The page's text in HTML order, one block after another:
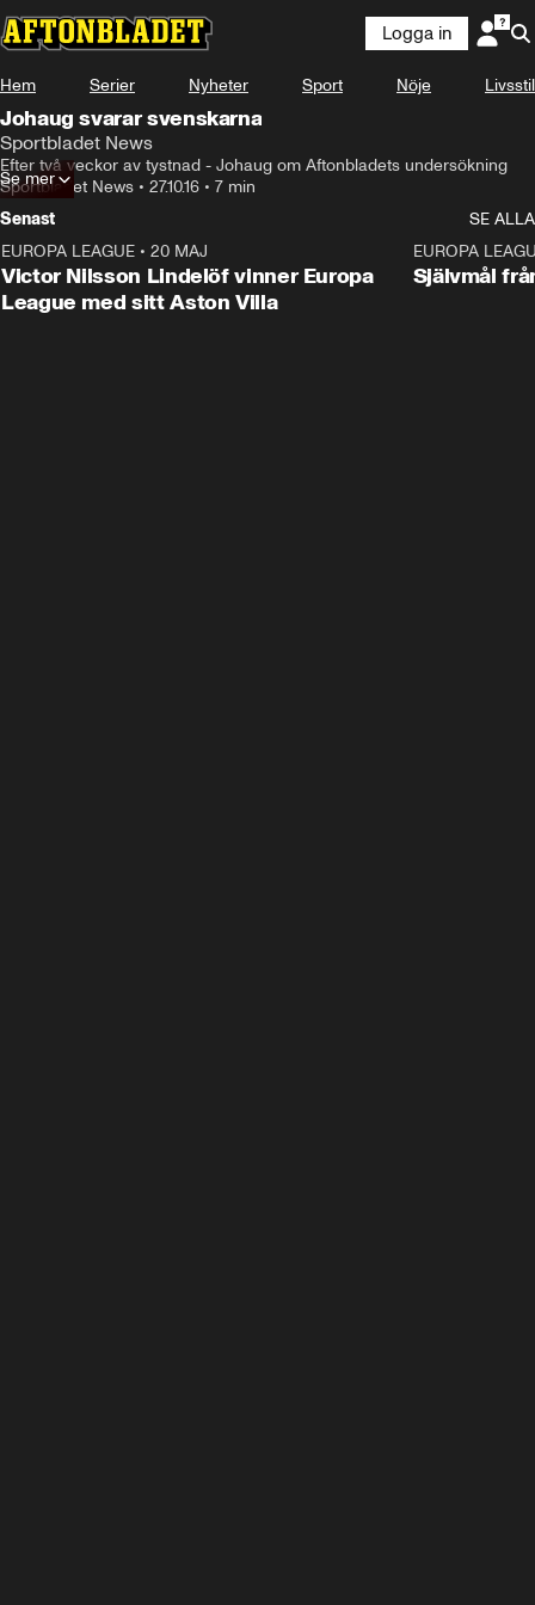
Logga in
Hem Serier Nyheter Sport Nöje Livsstil
Johaug svarar svenskarna
Sportbladet News
Efter två veckor av tystnad - Johaug om Aftonbladets undersökning
Sportbladet News • 27.10.16 • 7 min
Se mer
Senast
SE ALLA
EUROPA LEAGUE • 20 MAJ
Victor Nilsson Lindelöf vinner Europa
League med sitt Aston Villa
EUROPA
Självmål